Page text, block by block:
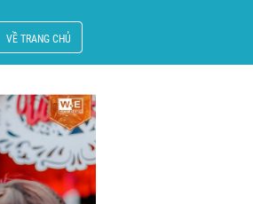
VỀ TRANG CHỦ